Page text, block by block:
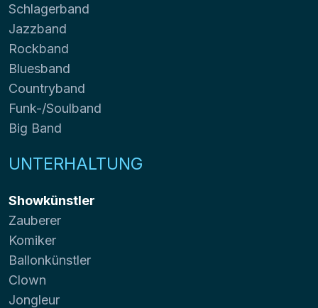
Schlagerband
Jazzband
Rockband
Bluesband
Countryband
Funk-/Soulband
Big Band
UNTERHALTUNG
Showkünstler
Zauberer
Komiker
Ballonkünstler
Clown
Jongleur